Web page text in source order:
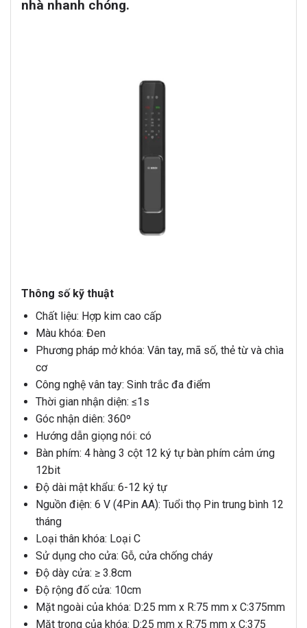
nhà nhanh chóng.
Thông số kỹ thuật
Chất liệu: Hợp kim cao cấp
Màu khóa: Đen
Phương pháp mở khóa: Vân tay, mã số, thẻ từ và chìa
cơ
Công nghệ vân tay: Sinh trắc đa điểm
Thời gian nhận diện: ≤1s
Góc nhận diên: 360º
Hướng dẫn giọng nói: có
Bàn phím: 4 hàng 3 cột 12 ký tự bàn phím cảm ứng
12bit
Độ dài mật khẩu: 6-12 ký tự
Nguồn điện: 6 V (4Pin AA): Tuổi thọ Pin trung bình 12
tháng
Loại thân khóa: Loại C
Sử dụng cho cửa: Gỗ, cửa chống cháy
Độ dày cửa: ≥ 3.8cm
Độ rộng đố cửa: 10cm
Mặt ngoài của khóa: D:25 mm x R:75 mm x C:375mm
Mặt trong của khóa: D:25 mm x R:75 mm x C:375